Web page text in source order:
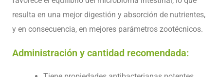
resulta en una mejor digestión y absorción de nutrientes,
y en consecuencia, en mejores parámetros zootécnicos.
Administración y cantidad recomendada: